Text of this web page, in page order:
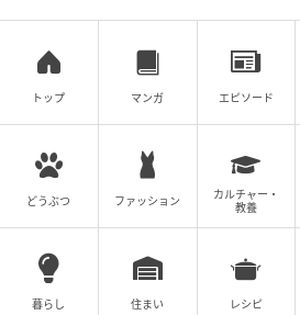
トップ マンガ エピソード
どうぶつ ファッション
カルチャー・
教養
暮らし 住まい レシピ